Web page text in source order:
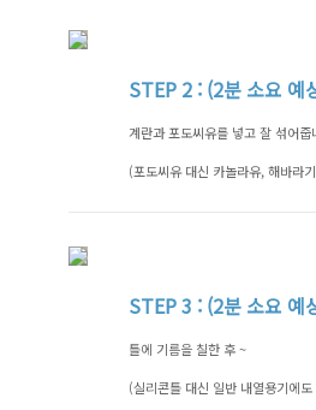
STEP2 : (2분 소요 예
계란과 포도씨유를 넣고 잘 섞어줍
(포도씨유 대신 카놀라유, 해바라
STEP3 : (2분 소요 예
틀에 기름을 칠한 후 ~
(실리콘틀 대신 일반 내열용기에